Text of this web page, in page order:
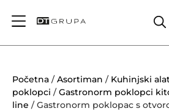
Početna /Asortiman / Kuhinjski
poklopci /Gastronorm poklopci
line / Gastronorm poklopac s